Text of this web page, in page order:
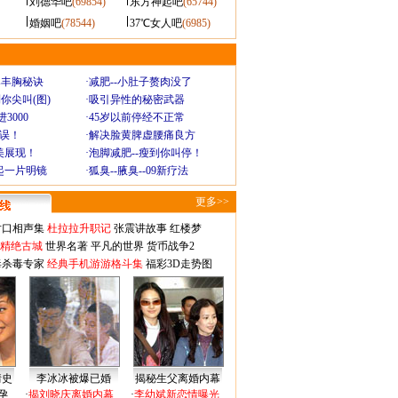
婚姻吧(78544) 37℃女人吧(6985)
胸秘诀 ·减肥--小肚子赘肉没了
尖叫(图)
·吸引异性的秘密武器
3000
·45岁以前停经不正常
！
·解决脸黄脾虚腰痛良方
现！
·泡脚减肥--瘦到你叫停！
一片明镜
·狐臭--腋臭--09新疗法
更多>>
相声集 杜拉拉升职记 张震讲故事 红楼梦
绝古城 世界名著 平凡的世界 货币战争2
毒专家 经典手机游游格斗集 福彩3D走势图
李冰冰被爆已婚
揭秘生父离婚内幕
·揭刘晓庆离婚内幕 ·李幼斌新恋情曝光